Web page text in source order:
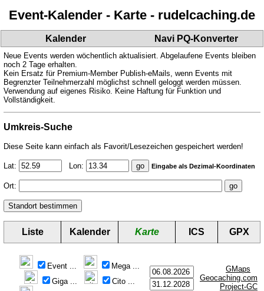
Event-Kalender - Karte - rudelcaching.de
Kalender Navi PQ-Konverter
Neue Events werden wöchentlich aktualisiert. Abgelaufene Events bleiben
noch 2 Tage erhalten.
Kein Ersatz für Premium-Member Publish-eMails, wenn Events mit
Begrenzter Teilnehmerzahl möglichst schnell geloggt werden müssen.
Verwendung auf eigenes Risiko. Keine Haftung für Funktion und
Vollständigkeit.
Umkreis-Suche
Diese Seite kann einfach als Favorit/Lesezeichen gespeichert werden!
Lat: Lon: Eingabe als Dezimal-Koordinaten
Ort:
Liste Kalender Karte ICS GPX
Event ... Mega ...
Giga ... Cito ...
GMaps
Geocaching.com
Project-GC